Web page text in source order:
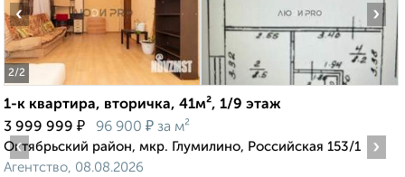
2/2
‹ ›
1-к квартира, вторичка, 41м², 1/9 этаж
3 999 999 ₽ 96 900 ₽ за м²
Октябрьский район, мкр. Глумилино, Российская 153/1
Агентство, 08.08.2026
‹ ›